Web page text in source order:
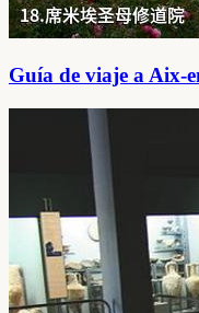
Guía de viaje a Aix-